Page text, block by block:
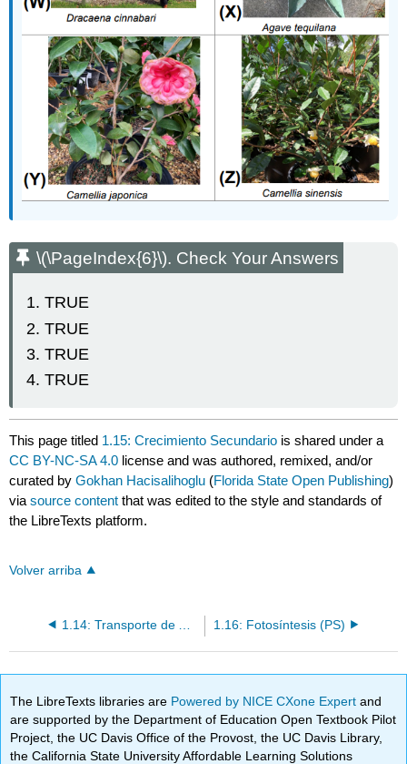
\(\PageIndex{6}\). Check Your Answers
TRUE
TRUE
TRUE
TRUE
This page titled 1.15: Crecimiento Secundario is shared under a
CC BY-NC-SA 4.0 license and was authored, remixed, and/or
curated byGokhan Hacisalihoglu (Florida State Open Publishing)
viasource content that was edited to the style and standards of
the LibreTexts platform.
Volver arriba
1.16: Fotosíntesis (PS)
The LibreTexts libraries are Powered by NICE CXone Expertand
are supported by the Department of Education Open Textbook Pilot
Project, the UC Davis Office of the Provost, the UC Davis Library,
the California State University Affordable Learning Solutions